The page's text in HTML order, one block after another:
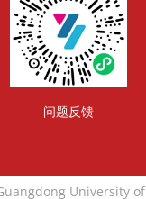
问题反馈
University of